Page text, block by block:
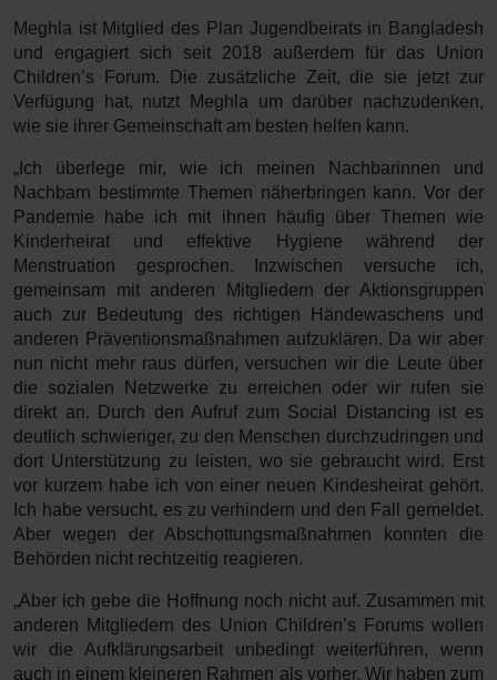
Meghla ist Mitglied des Plan Jugendbeirats in Bangladesh
und engagiert sich seit 2018 außerdem für das Union
Children’s Forum. Die zusätzliche Zeit, die sie jetzt zur
Verfügung hat, nutzt Meghla um darüber nachzudenken,
wie sie ihrer Gemeinschaft am besten helfen kann.
„Ich überlege mir, wie ich meinen Nachbarinnen und
Nachbarn bestimmte Themen näherbringen kann. Vor der
Pandemie habe ich mit ihnen häufig über Themen wie
Kinderheirat und effektive Hygiene während der
Menstruation gesprochen. Inzwischen versuche ich,
gemeinsam mit anderen Mitgliedern der Aktionsgruppen
auch zur Bedeutung des richtigen Händewaschens und
anderen Präventionsmaßnahmen aufzuklären. Da wir aber
nun nicht mehr raus dürfen, versuchen wir die Leute über
die sozialen Netzwerke zu erreichen oder wir rufen sie
direkt an. Durch den Aufruf zum Social Distancing ist es
deutlich schwieriger, zu den Menschen durchzudringen und
dort Unterstützung zu leisten, wo sie gebraucht wird. Erst
vor kurzem habe ich von einer neuen Kindesheirat gehört.
Ich habe versucht, es zu verhindern und den Fall gemeldet.
Aber wegen der Abschottungsmaßnahmen konnten die
Behörden nicht rechtzeitig reagieren.
„Aber ich gebe die Hoffnung noch nicht auf. Zusammen mit
anderen Mitgliedern des Union Children’s Forums wollen
wir die Aufklärungsarbeit unbedingt weiterführen, wenn
auch in einem kleineren Rahmen als vorher. Wir haben zum